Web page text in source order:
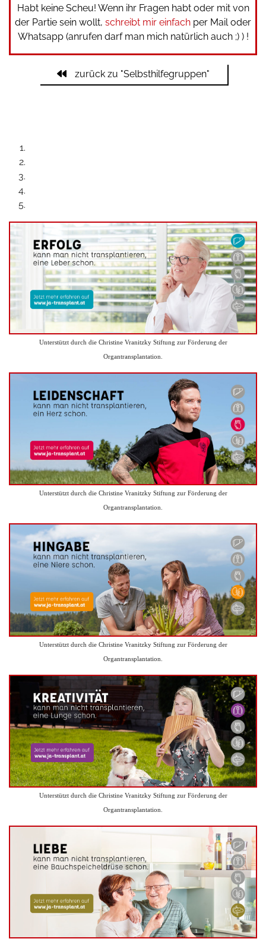
Habt keine Scheu! Wenn ihr Fragen habt oder mit von
der Partie sein wollt, schreibt mir einfach per Mail oder
Whatsapp (anrufen darf man mich natürlich auch ;) ) !
zurück zu "Selbsthilfegruppen"
Unterstützt durch die Christine Vranitzky Stiftung zur Förderung der
Organtransplantation.
Unterstützt durch die Christine Vranitzky Stiftung zur Förderung der
Organtransplantation.
Unterstützt durch die Christine Vranitzky Stiftung zur Förderung der
Organtransplantation.
Unterstützt durch die Christine Vranitzky Stiftung zur Förderung der
Organtransplantation.